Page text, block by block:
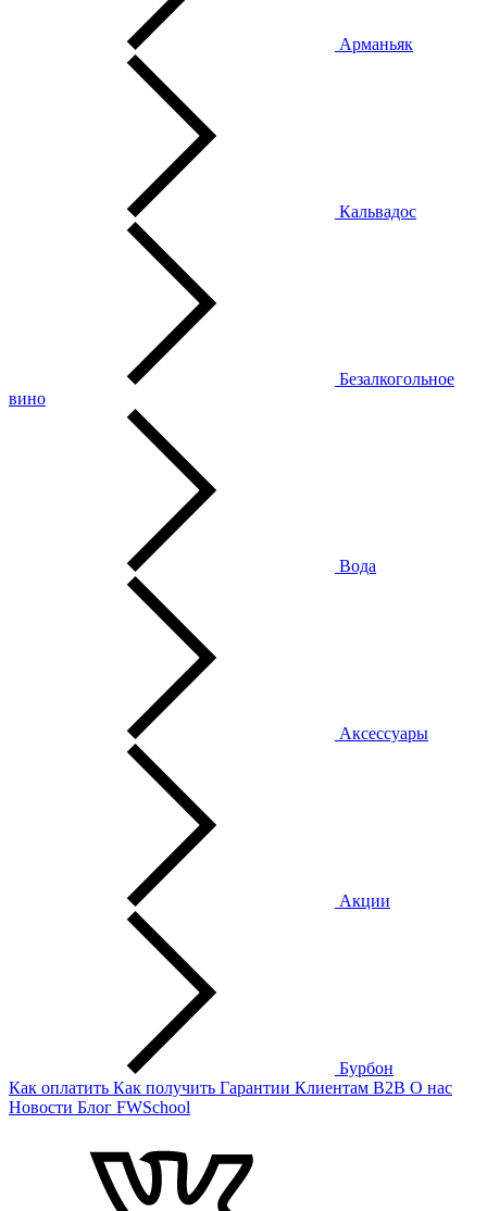
Арманьяк
Кальвадос
Безалкогольное
вино
Вода
Аксессуары
Акции
Бурбон
Как оплатить Как получить Гарантии Клиентам B2B О нас
Новости Блог FWSchool